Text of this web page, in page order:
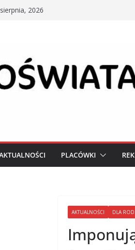
narzędzi
2026
PLACÓWKI
AKTUALNOŚCI DLA